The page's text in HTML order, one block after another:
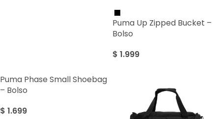
Puma Up Zipped Bucket –
Bolso
$ 1.999
Puma Phase Small Shoebag
– Bolso
$ 1.699